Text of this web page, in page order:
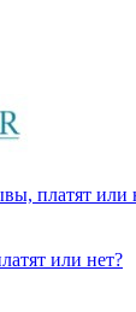
платят или
или нет?